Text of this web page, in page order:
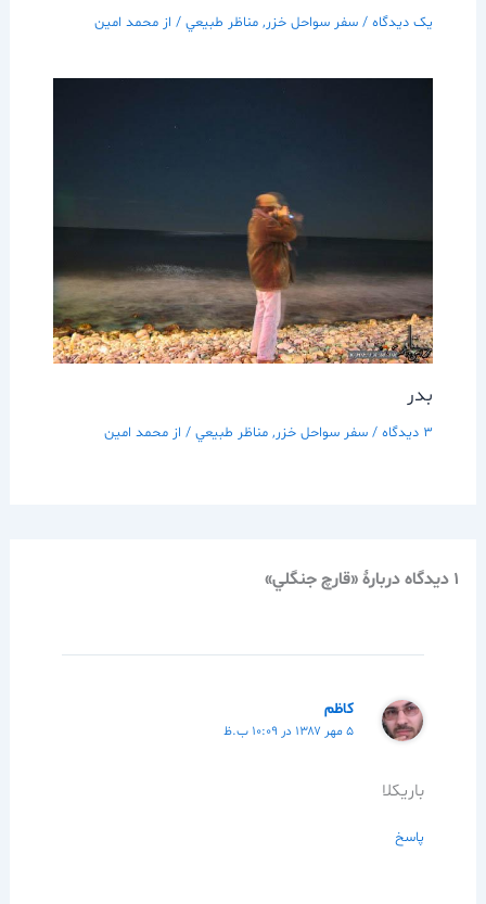
یک دیدگاه / سفر سواحل خزر, مناظر طبيعي/ از محمد امین
بدر
3 دیدگاه / سفر سواحل خزر, مناظر طبيعي/ از محمد امین
1 دیدگاه دربارهٔ «قارچ جنگلي»
كاظم
۵ مهر ۱۳۸۷ در ۱۰:۰۹ ب.ظ
باريكلا
پاسخ